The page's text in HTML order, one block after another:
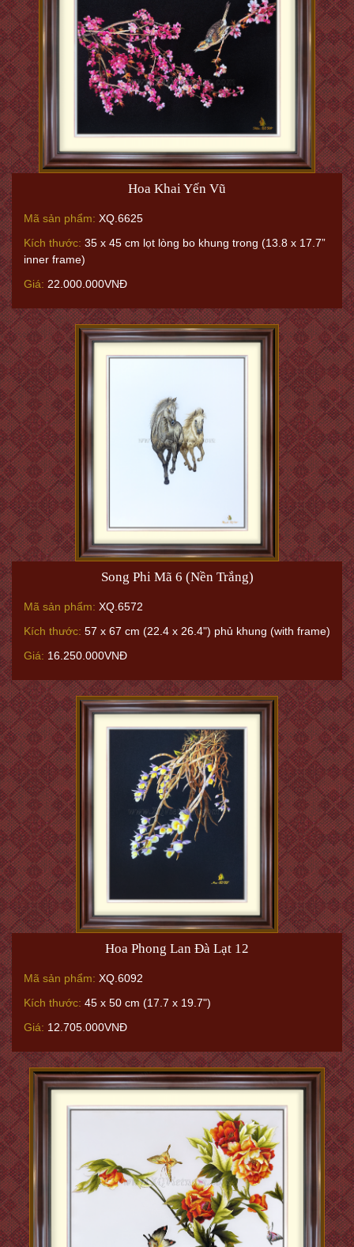
Hoa Khai Yến Vũ
Mã sản phẩm: XQ.6625
Kích thước: 35 x 45 cm lọt lòng bo khung trong (13.8 x 17.7”
inner frame)
Giá: 22.000.000VNĐ
Song Phi Mã 6 (Nền Trắng)
Mã sản phẩm: XQ.6572
Kích thước: 57 x 67 cm (22.4 x 26.4") phủ khung (with frame)
Giá: 16.250.000VNĐ
Hoa Phong Lan Đà Lạt 12
Mã sản phẩm: XQ.6092
Kích thước: 45 x 50 cm (17.7 x 19.7")
Giá: 12.705.000VNĐ